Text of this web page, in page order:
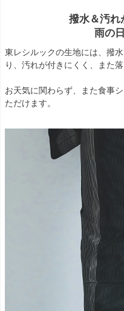
撥水＆汚れ
雨の
東レシルックの生地には、撥
り、汚れが付きにくく、また
お天気に関わらず、また食事
ただけます。